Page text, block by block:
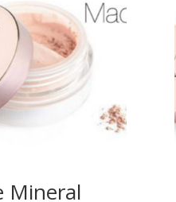
Mineral